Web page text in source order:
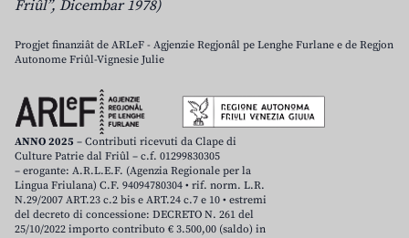
Friûl”, Dicembar 1978)
Progjet finanziât de ARLeF - Agjenzie Regjonâl pe Lenghe Furlane e de Regjon
Autonome Friûl-Vignesie Julie
ANNO 2025 – Contributi ricevuti da Clape di
Culture Patrie dal Friûl – c.f. 01299830305
– erogante: A.R.L.E.F. (Agenzia Regionale per la
Lingua Friulana) C.F. 94094780304 • rif. norm. L.R.
N.29/2007 ART.23 c.2 bis e ART.24 c.7 e 10 • estremi
del decreto di concessione: DECRETO N. 261 del
25/10/2022 importo contributo € 3.500,00 (saldo) in